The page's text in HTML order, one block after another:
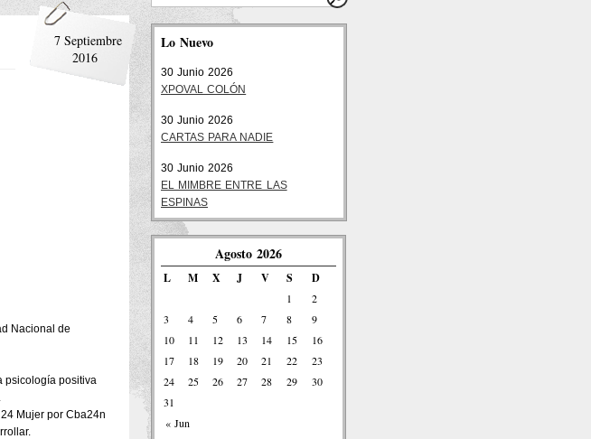
7 Septiembre
2016
Nacional de
psicología positiva
Mujer por Cba24n
Lo Nuevo
30 Junio 2026
XPOVAL COLÓN
30 Junio 2026
CARTAS PARA NADIE
30 Junio 2026
EL MIMBRE ENTRE LAS
ESPINAS
Agosto 2026
L M X J V S D
« Jun
1
2
3
4 5 6 7 8
9
10
11 12 13 14 15
16
17
18 19 20 21 22
23
24
25 26 27 28 29
30
31